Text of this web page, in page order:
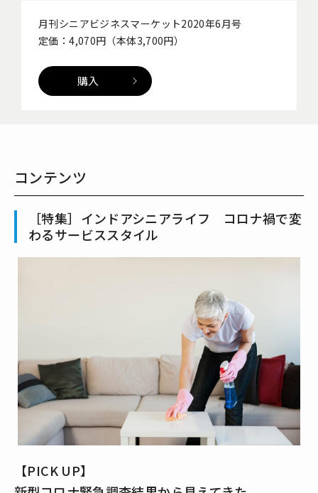
月刊シニアビジネスマーケット2020年6月号
定価：4,070円（本体3,700円）
購入
コンテンツ
［特集］インドアシニアライフ コロナ禍で変
わるサービススタイル
【PICK UP】